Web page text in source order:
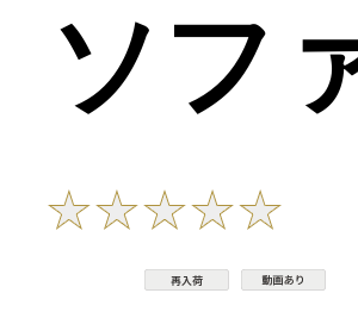
ソフ